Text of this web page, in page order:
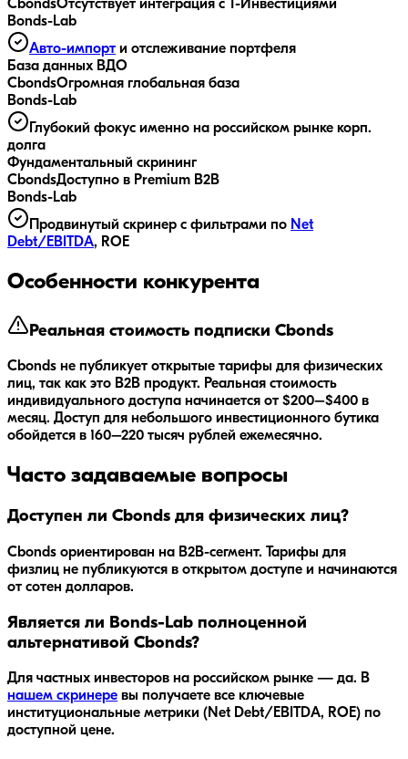
CbondsОтсутствует интеграция с Т-Инвестициями
Bonds-Lab
Авто-импорт и отслеживание портфеля
База данных ВДО
CbondsОгромная глобальная база
Bonds-Lab
Глубокий фокус именно на российском рынке корп.
долга
Фундаментальный скрининг
CbondsДоступно в Premium B2B
Bonds-Lab
Продвинутый скринер с фильтрами по Net
Debt/EBITDA, ROE
Особенности конкурента
Реальная стоимость подписки Cbonds
Cbonds не публикует открытые тарифы для физических
лиц, так как это B2B продукт. Реальная стоимость
индивидуального доступа начинается от $200–$400 в
месяц. Доступ для небольшого инвестиционного бутика
обойдется в 160–220 тысяч рублей ежемесячно.
Часто задаваемые вопросы
Доступен ли Cbonds для физических лиц?
Cbonds ориентирован на B2B-сегмент. Тарифы для
физлиц не публикуются в открытом доступе и начинаются
от сотен долларов.
Является ли Bonds-Lab полноценной
альтернативой Cbonds?
Для частных инвесторов на российском рынке — да. В
нашем скринере вы получаете все ключевые
институциональные метрики (Net Debt/EBITDA, ROE) по
доступной цене.